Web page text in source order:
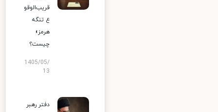
قریب‌الوقو
ع تنگه
هرمز»
چیست؟
1405/05/
13
دفتر رهبر